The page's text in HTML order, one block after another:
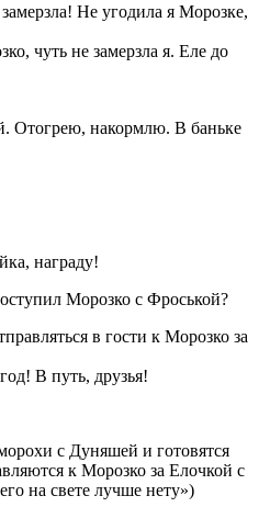
Не угодила я Морозке,
чуть не замерзла я. Еле до
Отогрею, накормлю. В баньке
награду!
Морозко с Фроськой?
в гости к Морозко за
В путь, друзья!
с Дуняшей и готовятся
к Морозко за Елочкой с
на свете лучше нету»)